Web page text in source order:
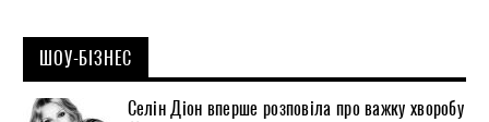
ШОУ-БІЗНЕС
Селін Діон вперше розповіла про важку хворобу